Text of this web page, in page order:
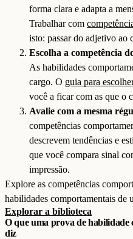
forma clara e adapta a
Trabalhar com
isto: passar do adjetivo ao
Escolha a competência
As habilidades
cargo. O guia para
você a ficar com as que o
Avalie com a mesma
competências
descrevem tendências e
que você compara sinal
impressão.
Explore as competências
habilidades comportamentais de
Explorar a biblioteca
O que uma prova de habilidade
diz